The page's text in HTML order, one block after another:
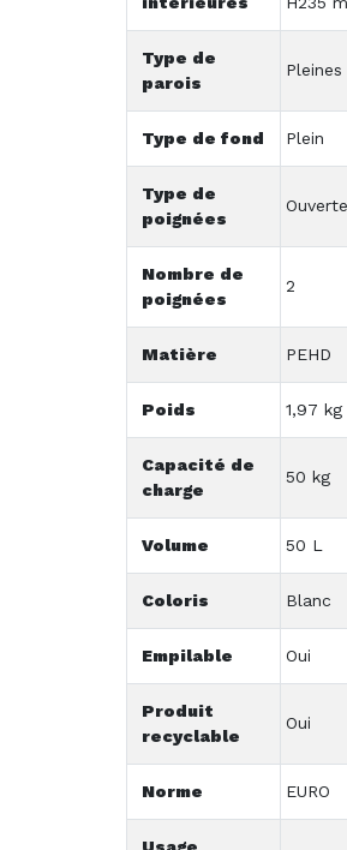
Type de
parois
Pleines
Type de fond Plein
Type de
poignées
Nombre de
poignées
2
Matière PEHD
Poids 1,97 kg
Capacité de
charge
50 kg
Volume 50 L
Coloris Blanc
Empilable Oui
Produit
recyclable
Oui
Norme EURO